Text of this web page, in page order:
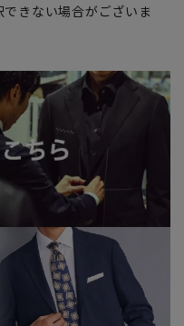
きない場合がございま